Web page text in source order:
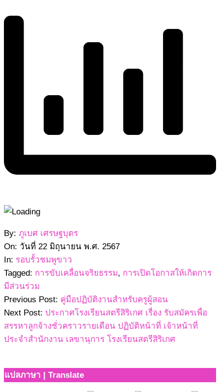
2567-
06-
22
By: ภูเบศ เศรษฐบุตร
On: วันที่ 22 มิถุนายน พ.ศ. 2567
In: รอบรั้วชมพูขาว
Tagged: การขับเคลื่อนจริยธรรม, การเปิดโอกาสให้เกิดการ
มีส่วนร่วม
Previous Post: คู่มือปฏิบัติงานสำหรับครูผู้สอน
Next Post: ประกาศโรงเรียนสตรีสิริเกศ เรื่อง รับสมัครเพื่อ
สรรหาลูกจ้างชั่วคราวรายเดือน ปฏิบัติหน้าที่ เจ้าหน้าที่
ประจำสำนักงาน เลขานุการ โรงเรียนสตรีสิริเกศ
แปลภาษา | Translate